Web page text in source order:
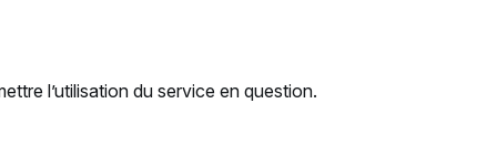
l’utilisation du service en question.